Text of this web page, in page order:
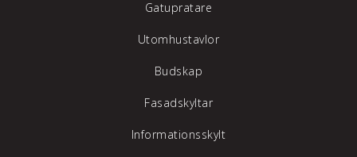
Gatupratare
Utomhustavlor
Budskap
Fasadskyltar
Informationsskylt